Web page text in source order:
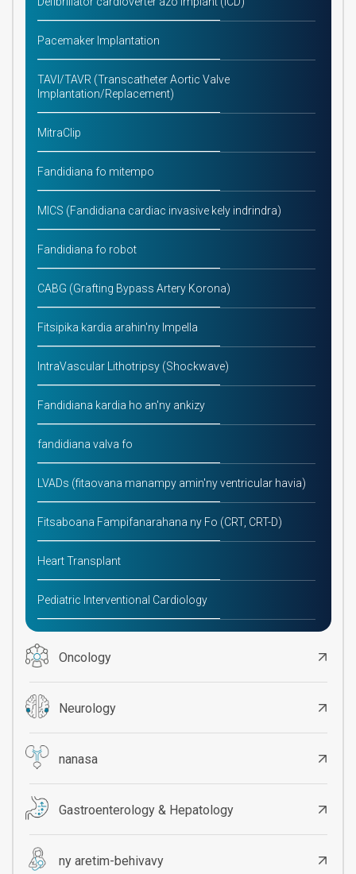
Pacemaker Implantation
TAVI/TAVR (Transcatheter Aortic Valve
Implantation/Replacement)
MitraClip
Fandidiana fo mitempo
MICS (Fandidiana cardiac invasive kely indrindra)
Fandidiana fo robot
CABG (Grafting Bypass Artery Korona)
Fitsipika kardia arahin'ny Impella
IntraVascular Lithotripsy (Shockwave)
Fandidiana kardia ho an'ny ankizy
fandidiana valva fo
LVADs (fitaovana manampy amin'ny ventricular havia)
Fitsaboana Fampifanarahana ny Fo (CRT, CRT-D)
Heart Transplant
Pediatric Interventional Cardiology
Oncology
Neurology
nanasa
Gastroenterology & Hepatology
ny aretim-behivavy